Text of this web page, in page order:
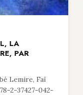
LA
PAR
Lemire, Faï
2-37427-042-